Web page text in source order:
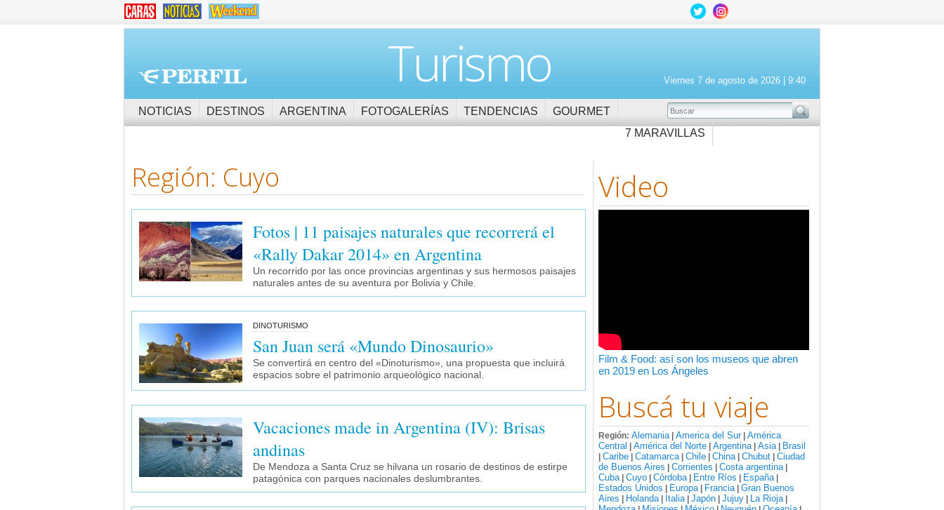
Viernes 7 de agosto de 2026 | 9:40
Turismo
BUSCAR
NOTICIAS DESTINOS ARGENTINA FOTOGALERÍAS TENDENCIAS
GOURMET
7 MARAVILLAS
Video
Film & Food: así son los museos que abren
en 2019 en Los Ángeles
Buscá tu viaje
Región: Alemania| America del Sur| América
Central
América del Norte Argentina| Asia| Brasil
Caribe Catamarca| Chile China| Chubut Ciudad
de Buenos Aires
Corrientes Costa argentina|
Cuba| Cuyo Córdoba| Entre Ríos España|
Estados Unidos Europa| Francia| Gran Buenos
Aires
Holanda| Italia| Japón Jujuy La Rioja|
Región: Cuyo
Fotos | 11 paisajes naturales que recorrerá el
«Rally Dakar 2014» en Argentina
Un recorrido por las once provincias argentinas y sus hermosos paisajes
naturales antes de su aventura por Bolivia y Chile.
DINOTURISMO
San Juan será «Mundo Dinosaurio»
Se convertirá en centro del «Dinoturismo», una propuesta que incluirá
espacios sobre el patrimonio arqueológico nacional.
Vacaciones made in Argentina (IV): Brisas
andinas
De Mendoza a Santa Cruz se hilvana un rosario de destinos de estirpe
patagónica con parques nacionales deslumbrantes.